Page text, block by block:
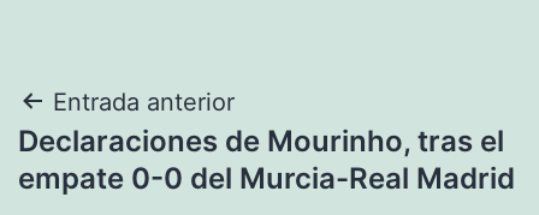
Navegación
de
Entrada anterior
Declaraciones de Mourinho, tras el
empate 0-0 del Murcia-Real Madrid